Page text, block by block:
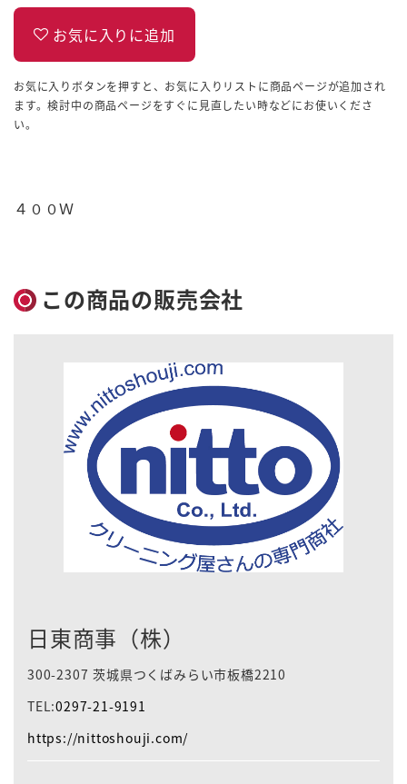
お気に入りボタンを押すと、お気に入りリストに商品ページが追加され
ます。検討中の商品ページをすぐに見直したい時などにお使いくださ
い。
４００Ｗ
この商品の販売会社
日東商事（株）
300-2307 茨城県つくばみらい市板橋2210
TEL:0297-21-9191
https://nittoshouji.com/